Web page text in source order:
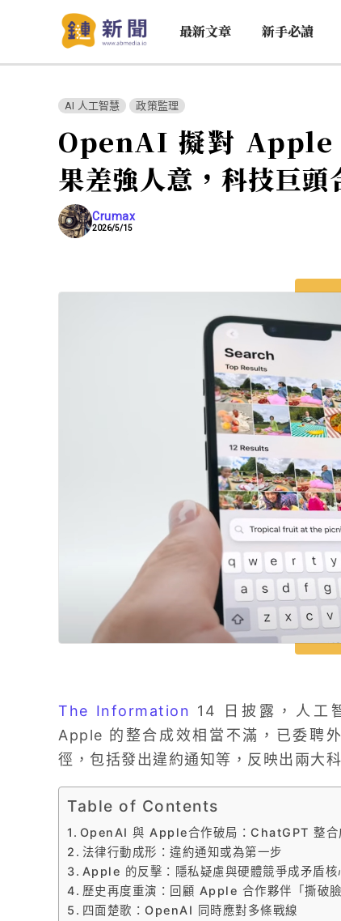
最新文章 新手必讀
AI 人工智慧 政策監理
OpenAI 擬對 Apple
果差強人意，科技巨頭
Crumax
2026/5/15
The Information 14 日披露，人工
Apple 的整合成效相當不滿，已委聘
徑，包括發出違約通知等，反映出兩大
Table of Contents
OpenAI 與 Apple合作破局：ChatGPT 整合
法律行動成形：違約通知或為第一步
Apple 的反擊：隱私疑慮與硬體競爭成矛盾核
歷史再度重演：回顧 Apple 合作夥伴「撕破
四面楚歌：OpenAI 同時應對多條戰線